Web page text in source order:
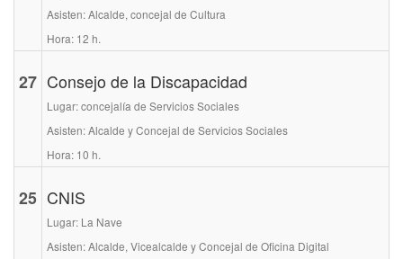
Asisten: Alcalde, concejal de Cultura
Hora: 12 h.
27 Consejo de la Discapacidad
Lugar: concejalía de Servicios Sociales
Asisten: Alcalde y Concejal de Servicios Sociales
Hora: 10 h.
25 CNIS
Lugar: La Nave
Asisten: Alcalde, Vicealcalde y Concejal de Oficina Digital